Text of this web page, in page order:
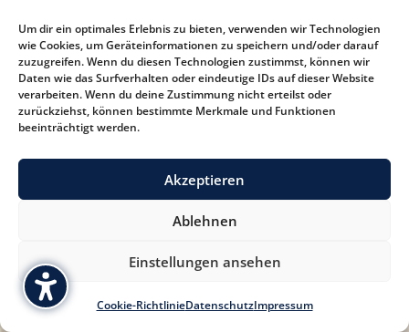
Um dir ein optimales Erlebnis zu bieten, verwenden wir Technologien
wie Cookies, um Geräteinformationen zu speichern und/oder darauf
zuzugreifen. Wenn du diesen Technologien zustimmst, können wir
Daten wie das Surfverhalten oder eindeutige IDs auf dieser Website
verarbeiten. Wenn du deine Zustimmung nicht erteilst oder
zurückziehst, können bestimmte Merkmale und Funktionen
beeinträchtigt werden.
Akzeptieren
Ablehnen
Einstellungen ansehen
Cookie-RichtlinieDatenschutzImpressum